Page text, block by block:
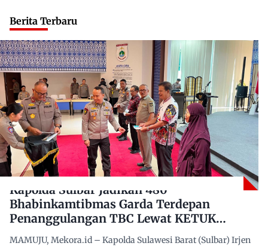
Berita Terbaru
Kapolda Sulbar Jadikan 480
Bhabinkamtibmas Garda Terdepan
Penanggulangan TBC Lewat KETUK
DOORS di 650 Desa
MAMUJU, Mekora.id – Kapolda Sulawesi Barat (Sulbar) Irjen